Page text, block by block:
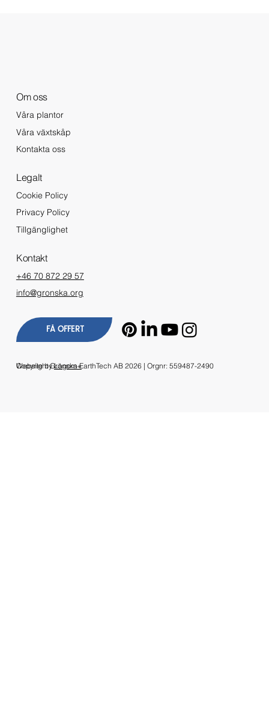
Om oss
Våra plantor
Våra växtskåp
Kontakta oss
Legalt
Cookie Policy
Privacy Policy
Tillgänglighet
Kontakt
+46 70 872 29 57
info@gronska.org
FÅ OFFERT
Copyright Grönska EarthTech AB 2026 | Orgnr: 559487-2490
Website byLagom+